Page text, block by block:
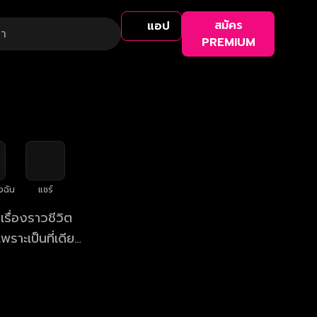
แอป
สมัคร
PREMIUM
ฉัน แชร์
รื่องราวชีวิต
าะเป็นที่เดียว